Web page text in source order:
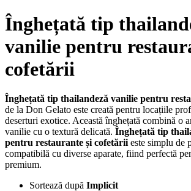
Înghețată tip
vanilie pentru
cofetării
Înghețată tip thailandeză vanilie pentru
de la Don Gelato este creată pentru locațiile
deserturi exotice. Această înghețată combină o
vanilie cu o textură delicată. Înghețată tip
pentru restaurante și cofetării este simplu de
compatibilă cu diverse aparate, fiind perfectă
premium.
Sortează după Implicit